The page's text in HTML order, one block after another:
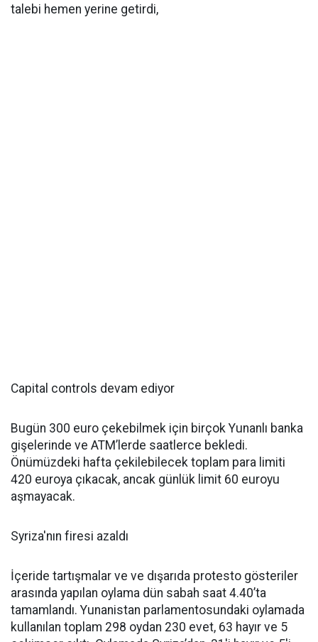
talebi hemen yerine getirdi,
Capital controls devam ediyor
Bugün 300 euro çekebilmek için birçok Yunanlı banka
gişelerinde ve ATM’lerde saatlerce bekledi.
Önümüzdeki hafta çekilebilecek toplam para limiti
420 euroya çıkacak, ancak günlük limit 60 euroyu
aşmayacak.
Syriza'nın firesi azaldı
İçeride tartışmalar ve ve dışarıda protesto gösteriler
arasında yapılan oylama dün sabah saat 4.40’ta
tamamlandı. Yunanistan parlamentosundaki oylamada
kullanılan toplam 298 oydan 230 evet, 63 hayır ve 5